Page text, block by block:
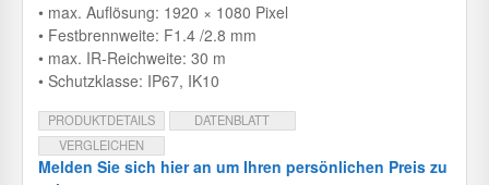
• max. Auflösung: 1920 × 1080 Pixel
• Festbrennweite: F1.4 /2.8 mm
• max. IR-Reichweite: 30 m
• Schutzklasse: IP67, IK10
PRODUKTDETAILS
DATENBLATT
VERGLEICHEN
Melden Sie sich hier an um Ihren persönlichen Preis zu